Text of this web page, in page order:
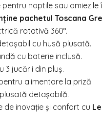
noptile sau
pachetul Toscana
rotativă 360°.
cu husă plusată.
cu baterie inclusă.
3 jucării din pluș.
alimentare la priză.
detașabilă.
de inovație și confort cu